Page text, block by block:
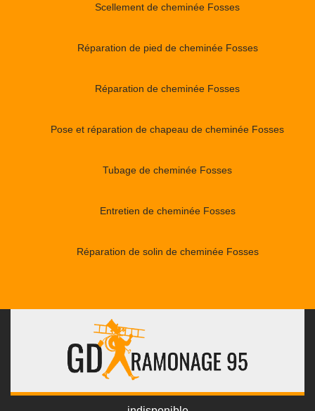
Scellement de cheminée Fosses
Réparation de pied de cheminée Fosses
Réparation de cheminée Fosses
Pose et réparation de chapeau de cheminée Fosses
Tubage de cheminée Fosses
Entretien de cheminée Fosses
Réparation de solin de cheminée Fosses